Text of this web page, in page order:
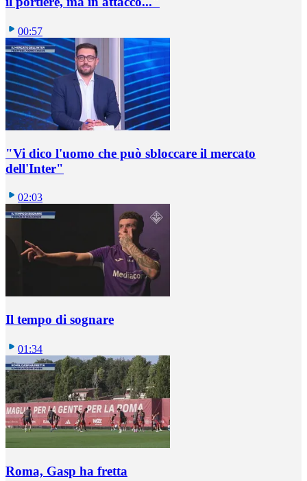
00:57
"Vi dico l'uomo che può sbloccare il mercato
dell'Inter"
02:03
Il tempo di sognare
01:34
Roma, Gasp ha fretta